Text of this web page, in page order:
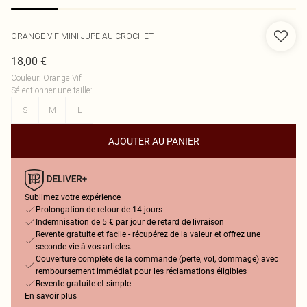
ORANGE VIF MINI-JUPE AU CROCHET
18,00 €
Couleur: Orange Vif
Sélectionner une taille:
S
M L
AJOUTER AU PANIER
Sublimez votre expérience
Prolongation de retour de 14 jours
Indemnisation de 5 € par jour de retard de livraison
Revente gratuite et facile - récupérez de la valeur et offrez une
seconde vie à vos articles.
Couverture complète de la commande (perte, vol, dommage) avec
remboursement immédiat pour les réclamations éligibles
Revente gratuite et simple
En savoir plus